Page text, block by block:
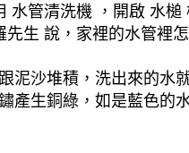
水管清洗機 ，開啟 水
生 說，家裡的水管裡
泥沙堆積，洗出來的
產生銅綠，如是藍色的